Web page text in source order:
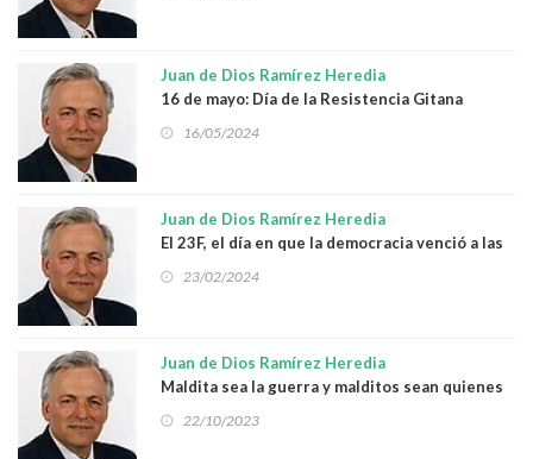
Juan de Dios Ramírez Heredia
16 de mayo: Día de la Resistencia Gitana
16/05/2024
Juan de Dios Ramírez Heredia
El 23F, el día en que la democracia venció a las
metralletas
23/02/2024
Juan de Dios Ramírez Heredia
Maldita sea la guerra y malditos sean quienes
la fomentan
22/10/2023